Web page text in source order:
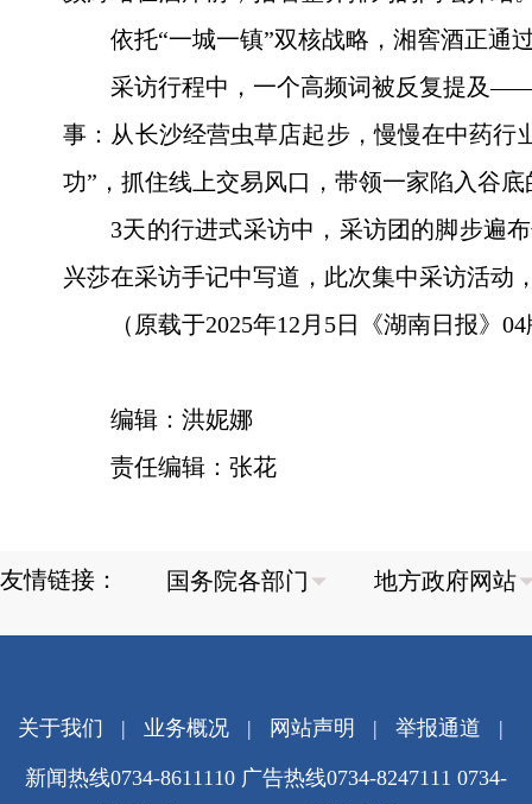
依托“一城一镇”双核战略，湘窖酒正通
采访行程中，一个高频词被反复提及
事：从长沙经营虫草店起步，慢慢在中药行
功”，抓住线上交易风口，带领一家陷入谷
3天的行进式采访中，采访团的脚步遍
兴莎在采访手记中写道，此次集中采访活动
（原载于2025年12月5日《湖南日报》
编辑：洪妮娜
责任编辑：张花
友情链接：
关于我们 | 业务概况| 网站声明 | 举报通道 |
新闻热线0734-8611110 广告热线0734-8247111 0734-